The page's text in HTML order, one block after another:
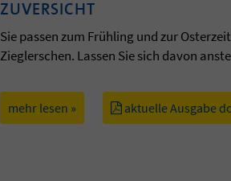
ZUVERSICHT
Sie passen zum Frühling und zur
Zieglerschen. Lassen Sie sich davon
mehr lesen » aktuelle Ausgabe